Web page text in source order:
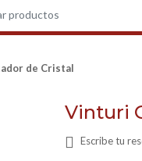
de Cristal
Vinturi
Escribe tu